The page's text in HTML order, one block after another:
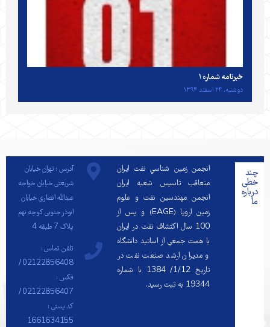
خبرنامه شماره ۱
دوشنبه، ۲۴ اسفند ۱۳۹۴
چند
خطی
درباره
ما
انجمن زمين شناسي نفت ايران
متعاقب تاسيس شعبه ايران
انجمن مهندسين نفت و علوم
زمين اروپا (EAGE) و پس از
100 سال اكتشاف نفت در ايران
با همت جمعي از اساتيد دانشگاه
و مديران ارشد صنعت نفت در
تاريخ 1/12/ 1384 با شماره
19344 به ثبت رسيد.
آدرس : تهران خیابان
شریعتی خیابان خواجه
عبدالله انصاری خیابان
ابوذر جنوبی کوچه نهم
پلاک 7 طبقه 4
تلفن تماس :
02122856408 /
فکس :
02122856407 /
کد پستی :
1661634155